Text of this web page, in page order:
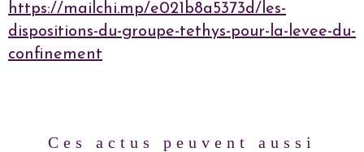
https://mailchi.mp/e021b8a5373d/les-
dispositions-du-groupe-tethys-pour-la-levee-du-
confinement
ces actus peuvent aussi